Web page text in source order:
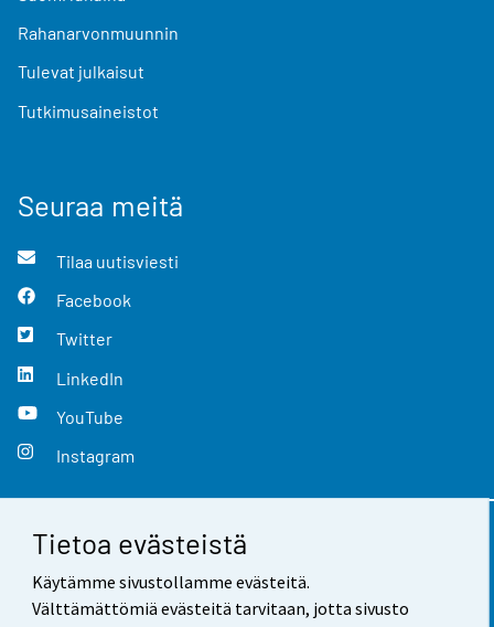
Tietoa evästeistä
Käytämme sivustollamme evästeitä.
Välttämättömiä evästeitä tarvitaan, jotta sivusto
Rahanarvonmuunnin
Tulevat julkaisut
Tutkimusaineistot
Seuraa meitä
Tilaa uutisviesti
Facebook
Twitter
LinkedIn
YouTube
Instagram
Yhteystiedot
Palaute